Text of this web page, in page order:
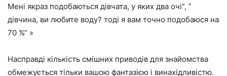
Мені якраз подобаються дівчата, у яких два очі”, ”
дівчина, ви любите воду? тоді я вам точно подобаюся на
70 %” »
Насправді кількість смішних приводів для знайомства
обмежується тільки вашою фантазією і винахідливістю.